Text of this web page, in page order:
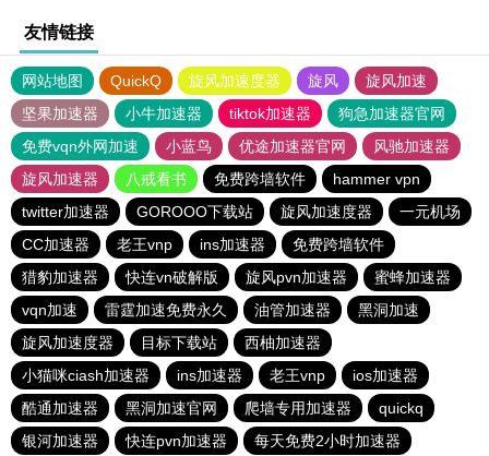
友情链接
网站地图 QuickQ 旋风加速度器 旋风
旋风加速
坚果加速器
小牛加速器 tiktok加速器
狗急加速器官网
免费vqn外网加速
小蓝鸟 优途加速器官网
风驰加速器
旋风加速器
八戒看书 免费跨墙软件
hammer vpn
twitter加速器
GOROOO下载站 旋风加速度器
一元机场
CC加速器
老王vnp ins加速器
免费跨墙软件
猎豹加速器
快连vn破解版 旋风pvn加速器
蜜蜂加速器
vqn加速
雷霆加速免费永久 油管加速器
黑洞加速
旋风加速度器
目标下载站
西柚加速器
小猫咪ciash加速器
ins加速器 老王vnp
ios加速器
酷通加速器
黑洞加速官网 爬墙专用加速器
quickq
银河加速器
快连pvn加速器 每天免费2小时加速器